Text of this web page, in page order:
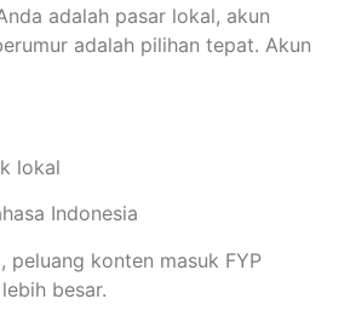
adalah pasar lokal, akun
adalah pilihan tepat. Akun
lokal
Indonesia
peluang konten masuk FYP
besar.